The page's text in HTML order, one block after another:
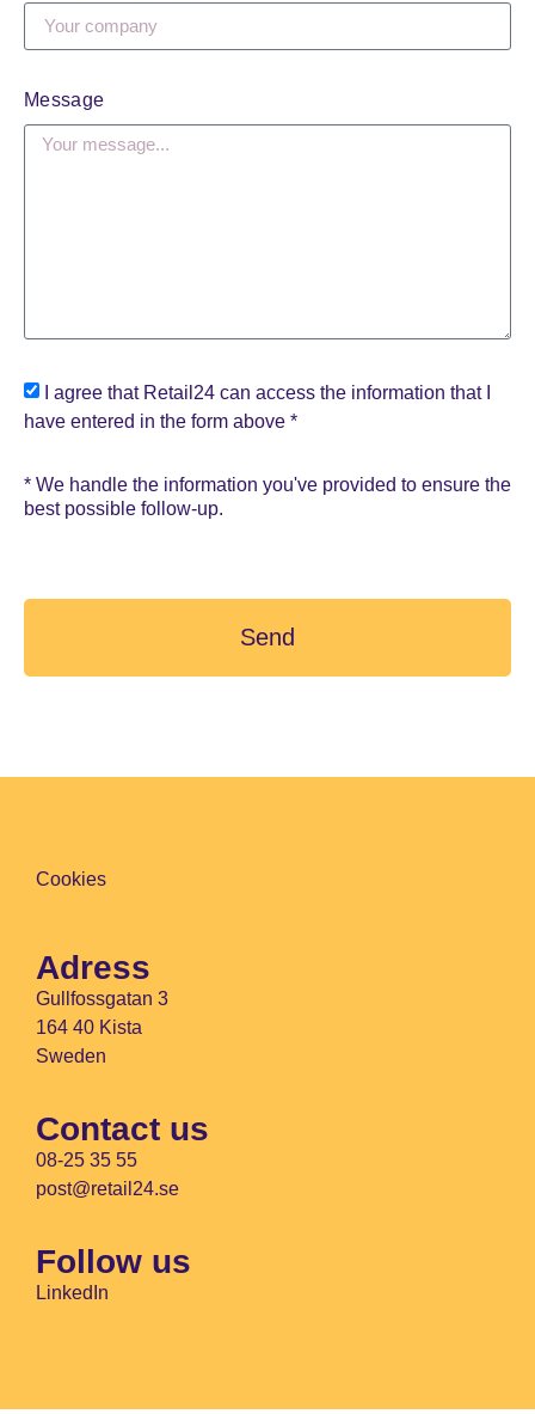
Message
I agree that Retail24 can access the information that I
have entered in the form above *
* We handle the information you've provided to ensure the
best possible follow-up.
Send
Cookies
Adress
Gullfossgatan 3
164 40 Kista
Sweden
Contact us
08-25 35 55
post@retail24.se
Follow us
LinkedIn